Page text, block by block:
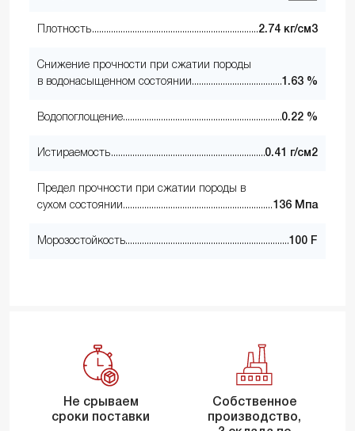
Плотность 2.74 кг/см3
Снижение прочности при сжатии породы
в водонасыщенном состоянии
1.63 %
Водопоглощение 0.22 %
Истираемость 0.41 г/см2
Предел прочности при сжатии породы в
сухом состоянии
136 Мпа
Морозостойкость 100 F
Не срываем
сроки поставки
Собственное
производство,